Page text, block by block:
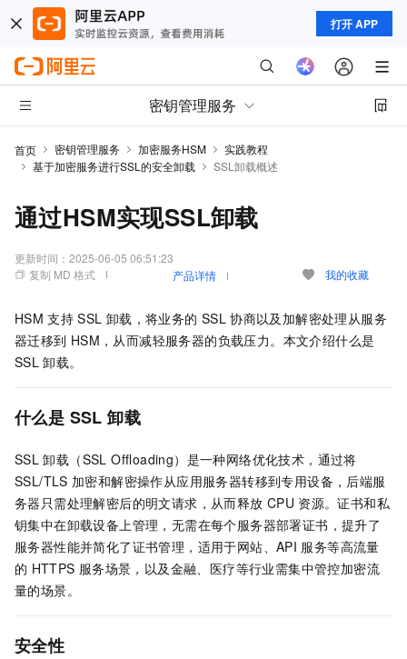
打开 APP
密钥管理服务
首页 密钥管理服务 加密服务HSM
实践教程
基于加密服务进行SSL的安全卸载
SSL卸载概述
通过HSM实现SSL卸载
更新时间： 2025-06-05 06:51:23
复制 MD 格式
产品详情 我的收藏
HSM 支持 SSL 卸载，将业务的 SSL 协商以及加解密处理从服务
器迁移到 HSM，从而减轻服务器的负载压力。本文介绍什么是
SSL 卸载。
什么是 SSL 卸载
SSL 卸载（SSL Offloading）是一种网络优化技术，通过将
SSL/TLS 加密和解密操作从应用服务器转移到专用设备，后端服
务器只需处理解密后的明文请求，从而释放 CPU 资源。证书和私
钥集中在卸载设备上管理，无需在每个服务器部署证书，提升了
服务器性能并简化了证书管理，适用于网站、API 服务等高流量
的 HTTPS 服务场景，以及金融、医疗等行业需集中管控加密流
量的场景。
安全性